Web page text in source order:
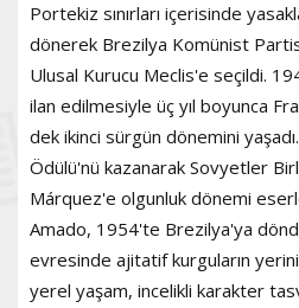
Portekiz sınırları içerisinde
dönerek Brezilya Komünist
Ulusal Kurucu Meclis'e seçildi.
ilan edilmesiyle üç yıl boyunca
dek ikinci sürgün dönemini
Ödülü'nü kazanarak Sovyetler
Márquez'e olgunluk dönemi
Amado, 1954'te Brezilya'ya
evresinde ajitatif kurguların
yerel yaşam, incelikli karakter